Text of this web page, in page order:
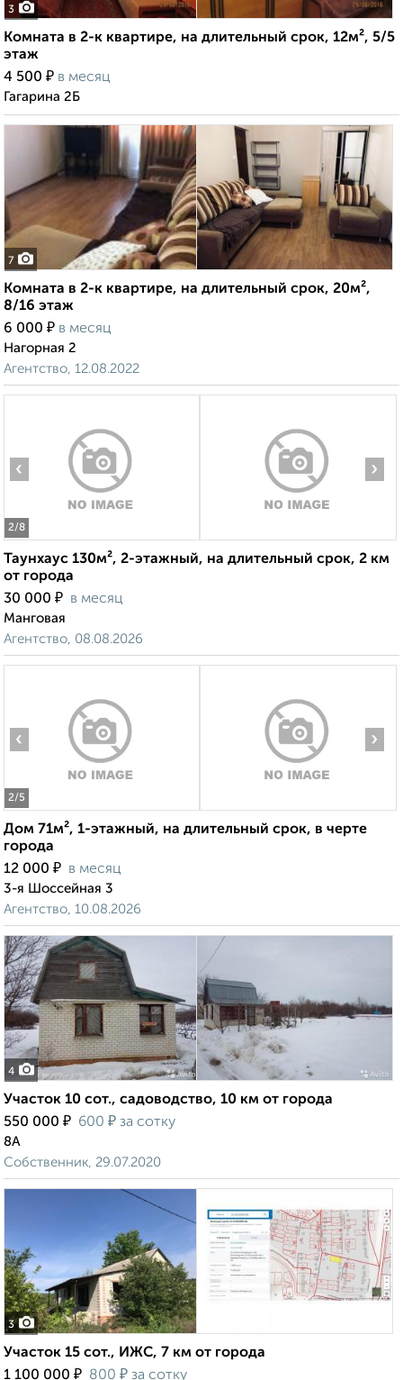
3
Комната в 2-к квартире, на длительный срок, 12м², 5/5
этаж
4 500 ₽ в месяц
Гагарина 2Б
7
Комната в 2-к квартире, на длительный срок, 20м²,
8/16 этаж
6 000 ₽ в месяц
Нагорная 2
Агентство, 12.08.2022
2/8
‹ ›
Таунхаус 130м², 2-этажный, на длительный срок, 2 км
от города
30 000 ₽ в месяц
Манговая
Агентство, 08.08.2026
2/5
‹ ›
Дом 71м², 1-этажный, на длительный срок, в черте
города
12 000 ₽ в месяц
3-я Шоссейная 3
Агентство, 10.08.2026
4
Участок 10 сот., садоводство, 10 км от города
550 000 ₽ 600 ₽ за сотку
8А
Собственник, 29.07.2020
3
Участок 15 сот., ИЖС, 7 км от города
1 100 000 ₽ 800 ₽ за сотку